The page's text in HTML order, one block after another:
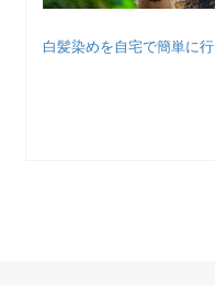
白髪染めを自宅で簡単に